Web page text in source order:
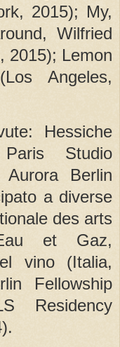
2015); My,
Wilfried
2015); Lemon
Angeles,
Hessiche
Studio
Aurora Berlin
a diverse
des arts
et Gaz,
vino (Italia,
Fellowship
Residency